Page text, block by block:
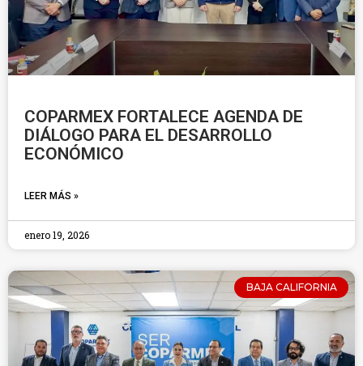
COPARMEX FORTALECE AGENDA DE
DIÁLOGO PARA EL DESARROLLO
ECONÓMICO
LEER MÁS »
enero 19, 2026
BAJA CALIFORNIA